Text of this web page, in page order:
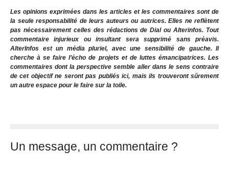
Les opinions exprimées dans les articles et les commentaires sont de
la seule responsabilité de leurs auteurs ou autrices. Elles ne reflètent
pas nécessairement celles des rédactions de Dial ou Alterinfos. Tout
commentaire injurieux ou insultant sera supprimé sans préavis.
AlterInfos est un média pluriel, avec une sensibilité de gauche. Il
cherche à se faire l’écho de projets et de luttes émancipatrices. Les
commentaires dont la perspective semble aller dans le sens contraire
de cet objectif ne seront pas publiés ici, mais ils trouveront sûrement
un autre espace pour le faire sur la toile.
Un message, un commentaire ?